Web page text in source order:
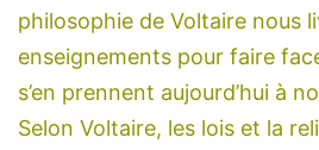
philosophie de Voltaire nous
enseignements pour faire
s’en prennent aujourd’hui à
Selon Voltaire, les lois et la